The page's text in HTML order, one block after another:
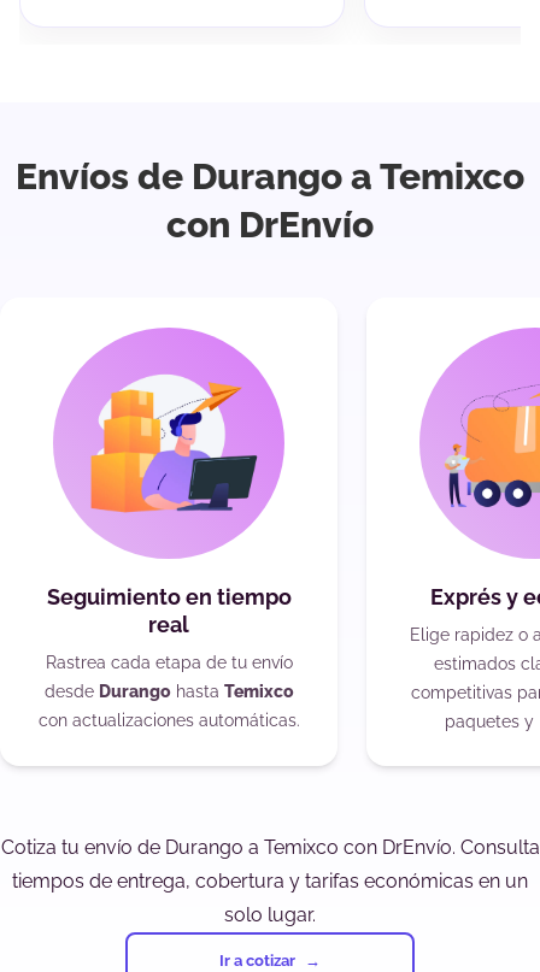
Envíos de Durango a Temixco
con DrEnvío
Seguimiento en tiempo
real
Rastrea cada etapa de tu envío
desde Durangohasta Temixco
con actualizaciones automáticas.
Exprés y
Elige rapidez o
estimados
competitivas
paquetes y
Cotiza tu envío de Durango a Temixco con DrEnvío. Consulta
tiempos de entrega, cobertura y tarifas económicas en un
solo lugar.
Ir a cotizar